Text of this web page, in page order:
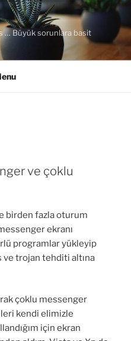
… Büyük sorunlara basit
ve çoklu
birden fazla oturum
ekranı
programlar yükleyip
ve trojan tehditi altına
çoklu messenger
kendi elimizle
için ekran